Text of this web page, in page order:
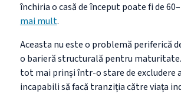
închiria o casă de început poate fi de 60–
mai mult.
Aceasta nu este o problemă periferică
o barieră structurală pentru
tot mai prinși într-o stare de excludere
incapabili să facă tranziția către viața